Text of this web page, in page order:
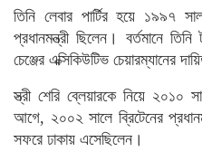
তিনি লেবার পার্টির হয়ে ১৯৯৭
প্রধানমন্ত্রী ছিলেন। বর্তমানে
চেঞ্জের এক্সিকিউটিভ চেয়ারম্যানের
স্ত্রী শেরি ব্লেয়ারকে নিয়ে ২০১০
আগে, ২০০২ সালে ব্রিটেনের
সফরে ঢাকায় এসেছিলেন।